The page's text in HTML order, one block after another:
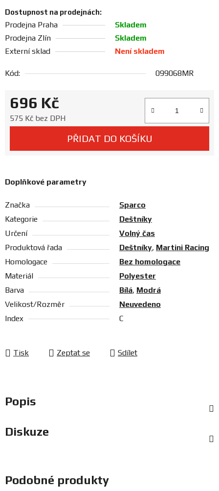
Prodejny
Dostupnost na prodejnách:
Prodejna Zlín Skladem
Prodejna Praha Skladem
Externí sklad Není skladem
Kód: 099068MR
696 Kč
575 Kč bez DPH
PŘIDAT DO KOŠÍKU
Doplňkové parametry
Značka
Sparco
Kategorie
Deštníky
Určení
Volný čas
Produktová řada
Deštníky, Martini Racing
Homologace
Bez homologace
Materiál
Polyester
Barva
Bílá, Modrá
Velikost/Rozměr
Neuvedeno
Index
C
Tisk Zeptat se Sdílet
Popis
Diskuze
Podobné produkty